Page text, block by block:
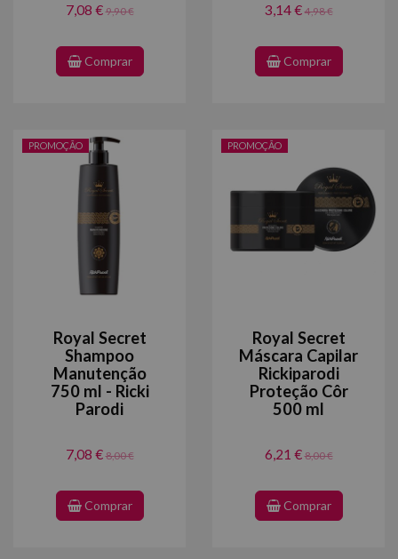
7,08 €9,90 €
Comprar
3,14 €4,98 €
Comprar
PROMOÇÃO
Royal Secret
Shampoo
Manutenção
750 ml - Ricki
Parodi
7,08 €8,00 €
Comprar
PROMOÇÃO
Royal Secret
Máscara Capilar
Rickiparodi
Proteção Côr
500 ml
6,21 €8,00 €
Comprar